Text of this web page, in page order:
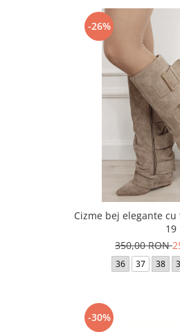
-26%
Cizme bej elegante cu
19
350,00 RON
36 37 38
-30%